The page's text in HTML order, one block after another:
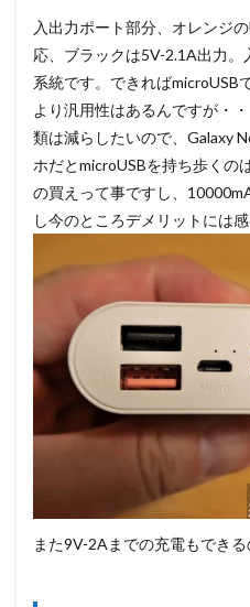
入出力ポート部分、オレンジ
応、ブラックは5V-2.1A出力
系統です。できればmicroUSB
より汎用性はあるんですが・
類は減らしたいので、Galaxy
ホだとmicroUSBを持ち歩くの
の買えって事ですし、
し今のところデメリットには感
また9V-2Aまでの充電もできる